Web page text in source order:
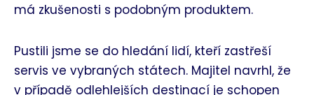
má zkušenosti s podobným produktem.
Pustili jsme se do hledání lidí, kteří zastřeší
servis ve vybraných státech. Majitel navrhl, že
v případě odlehlejších destinací je schopen